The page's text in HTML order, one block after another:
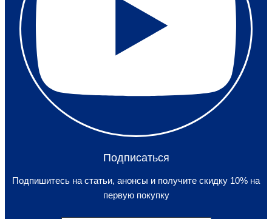
Подписаться
Подпишитесь на статьи, анонсы и получите скидку 10% на
первую покупку